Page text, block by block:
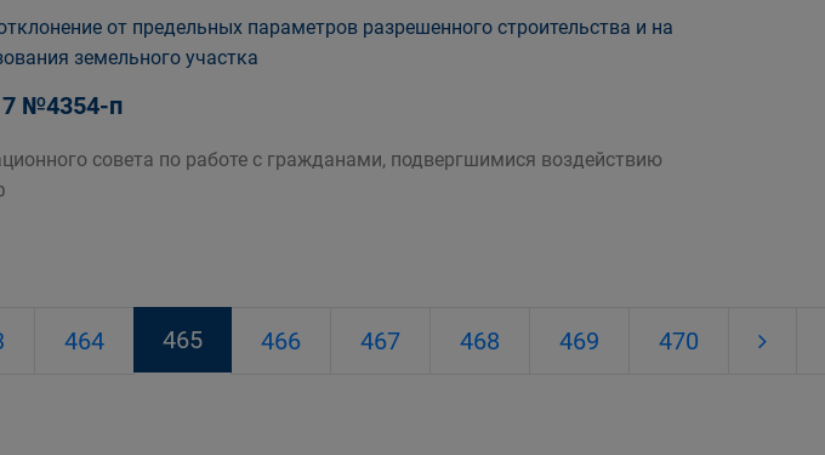
от предельных параметров разрешенного строительства и на
земельного участка
№4354-п
совета по работе с гражданами, подвергшимися воздействию
464 465 466 467 468 469 470